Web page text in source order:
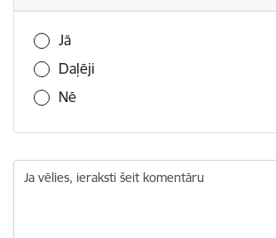
Vai šī informācija bija noderīga?
Jā
Daļēji
Nē
Ja vēlies, ieraksti šeit komentāru